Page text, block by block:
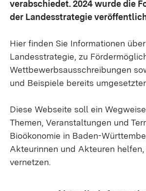
verabschiedet. 2024 wurde die
der Landesstrategie
Hier finden Sie Informationen
Landesstrategie, zu
Wettbewerbsausschreibungen
und Beispiele bereits
Diese Webseite soll ein
Themen, Veranstaltungen und
Bioökonomie in Baden-
Akteurinnen und Akteuren helfen,
vernetzen.